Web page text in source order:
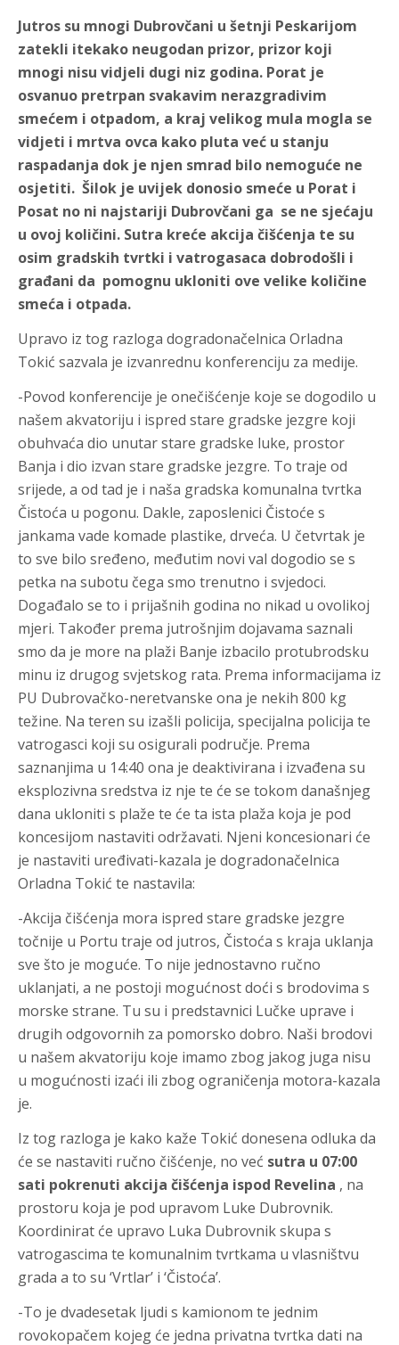
Jutros su mnogi Dubrovčani u šetnji Peskarijom
zatekli itekako neugodan prizor, prizor koji
mnogi nisu vidjeli dugi niz godina. Porat je
osvanuo pretrpan svakavim nerazgradivim
smećem i otpadom, a kraj velikog mula mogla se
vidjeti i mrtva ovca kako pluta već u stanju
raspadanja dok je njen smrad bilo nemoguće ne
osjetiti. Šilok je uvijek donosio smeće u Porat i
Posat no ni najstariji Dubrovčani ga se ne sjećaju
u ovoj količini. Sutra kreće akcija čišćenja te su
osim gradskih tvrtki i vatrogasaca dobrodošli i
građani da pomognu ukloniti ove velike količine
smeća i otpada.
Upravo iz tog razloga dogradonačelnica Orladna
Tokić sazvala je izvanrednu konferenciju za medije.
-Povod konferencije je onečišćenje koje se dogodilo u
našem akvatoriju i ispred stare gradske jezgre koji
obuhvaća dio unutar stare gradske luke, prostor
Banja i dio izvan stare gradske jezgre. To traje od
srijede, a od tad je i naša gradska komunalna tvrtka
Čistoća u pogonu. Dakle, zaposlenici Čistoće s
jankama vade komade plastike, drveća. U četvrtak je
to sve bilo sređeno, međutim novi val dogodio se s
petka na subotu čega smo trenutno i svjedoci.
Događalo se to i prijašnih godina no nikad u ovolikoj
mjeri. Također prema jutrošnjim dojavama saznali
smo da je more na plaži Banje izbacilo protubrodsku
minu iz drugog svjetskog rata. Prema informacijama iz
PU Dubrovačko-neretvanske ona je nekih 800 kg
težine. Na teren su izašli policija, specijalna policija te
vatrogasci koji su osigurali područje. Prema
saznanjima u 14:40 ona je deaktivirana i izvađena su
eksplozivna sredstva iz nje te će se tokom današnjeg
dana ukloniti s plaže te će ta ista plaža koja je pod
koncesijom nastaviti održavati. Njeni koncesionari će
je nastaviti uređivati-kazala je dogradonačelnica
Orladna Tokić te nastavila:
-Akcija čišćenja mora ispred stare gradske jezgre
točnije u Portu traje od jutros, Čistoća s kraja uklanja
sve što je moguće. To nije jednostavno ručno
uklanjati, a ne postoji mogućnost doći s brodovima s
morske strane. Tu su i predstavnici Lučke uprave i
drugih odgovornih za pomorsko dobro. Naši brodovi
u našem akvatoriju koje imamo zbog jakog juga nisu
u mogućnosti izaći ili zbog ograničenja motora-kazala
je.
Iz tog razloga je kako kaže Tokić donesena odluka da
će se nastaviti ručno čišćenje, no već sutra u 07:00
sati pokrenuti akcija čišćenja ispod Revelina , na
prostoru koja je pod upravom Luke Dubrovnik.
Koordinirat će upravo Luka Dubrovnik skupa s
vatrogascima te komunalnim tvrtkama u vlasništvu
grada a to su ‘Vrtlar’ i ‘Čistoća’.
-To je dvadesetak ljudi s kamionom te jednim
rovokopačem kojeg će jedna privatna tvrtka dati na